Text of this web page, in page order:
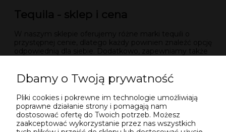
Tequila - sklep i cena
W naszym sklepie oferujemy różne marki tequili o
przystępnej cenie, dlatego każdy powinien znaleźć opcję
odpowiednią dla siebie. Dodatkowo, zapewniamy także
teraz! Z nami masz okazję poznać niepowtarzalny świat
tego alkoholu i przekonać się jaki ma smak oraz aromat!
Sprzedaż dostępna wyłącznie dla osób pełnoletnich.
Zobacz też:
tequila do 100 zł
Dbamy o Twoją prywatność
Pliki cookies i pokrewne im technologie umożliwiają
poprawne działanie strony i pomagają nam
dostosować ofertę do Twoich potrzeb. Możesz
zaakceptować wykorzystanie przez nas wszystkich